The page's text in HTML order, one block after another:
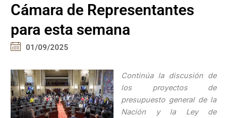
Cámara de Representantes
para esta semana
01/09/2025
Continúa la discusión de
los proyectos de
presupuesto general de la
Nación y la Ley de